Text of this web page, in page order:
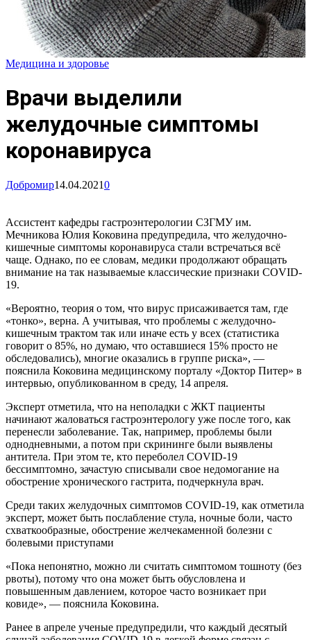
Медицина и здоровье
Врачи выделили
желудочные симптомы
коронавируса
Добромир14.04.20210
Ассистент кафедры гастроэнтерологии СЗГМУ им.
Мечникова Юлия Коковина предупредила, что желудочно-
кишечные симптомы коронавируса стали встречаться всё
чаще. Однако, по ее словам, медики продолжают обращать
внимание на так называемые классические признаки COVID-
19.
«Вероятно, теория о том, что вирус присаживается там, где
«тонко», верна. А учитывая, что проблемы с желудочно-
кишечным трактом так или иначе есть у всех (статистика
говорит о 85%, но думаю, что оставшиеся 15% просто не
обследовались), многие оказались в группе риска», —
пояснила Коковина медицинскому порталу «Доктор Питер» в
интервью, опубликованном в среду, 14 апреля.
Эксперт отметила, что на неполадки с ЖКТ пациенты
начинают жаловаться гастроэнтерологу уже после того, как
перенесли заболевание. Так, например, проблемы были
однодневными, а потом при скрининге были выявлены
антитела. При этом те, кто переболел COVID-19
бессимптомно, зачастую списывали свое недомогание на
обострение хронического гастрита, подчеркнула врач.
Среди таких желудочных симптомов COVID-19, как отметила
эксперт, может быть послабление стула, ночные боли, часто
схваткообразные, обострение желчекаменной болезни с
болевыми приступами
«Пока непонятно, можно ли считать симптомом тошноту (без
рвоты), потому что она может быть обусловлена и
повышенным давлением, которое часто возникает при
ковиде», — пояснила Коковина.
Ранее в апреле ученые предупредили, что каждый десятый